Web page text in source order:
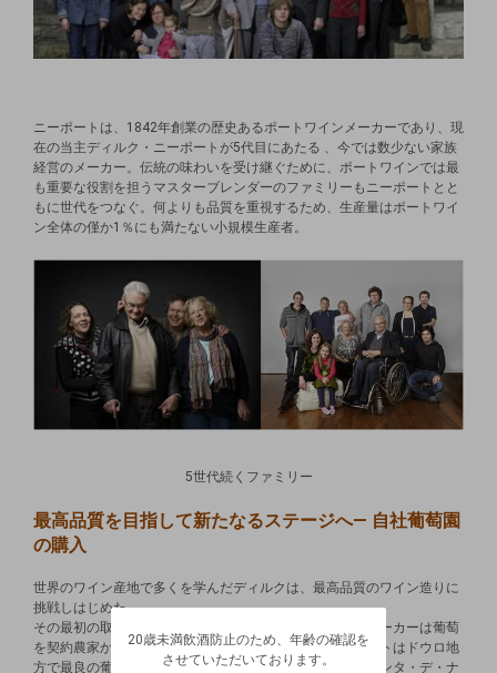
ニーポートは、1842年創業の歴史あるポートワインメーカーであり、現
在の当主ディルク・ニーポートが5代目にあたる 、今では数少ない家族
経営のメーカー。伝統の味わいを受け継ぐために、ポートワインでは最
も重要な役割を担うマスターブレンダーのファミリーもニーポートとと
もに世代をつなぐ。何よりも品質を重視するため、生産量はポートワイ
ン全体の僅か1％にも満たない小規模生産者。
5世代続くファミリー
最高品質を目指して新たなるステージへ― 自社葡萄園
の購入
世界のワイン産地で多くを学んだディルクは、最高品質のワイン造りに
挑戦しはじめた。
その最初の取り組みが自社葡萄園の購入。ポートワインメーカーは葡萄
を契約農家から購入することが常識であったが、ニーポートはドウロ地
方で最良の葡萄産地といわれる「シマ・コルゴ」地区にキンタ・デ・ナ
20歳未満飲酒防止のため、年齢の確認を
させていただいております。
生年月日を入力してください。
ログアウトします。よろしいですか？